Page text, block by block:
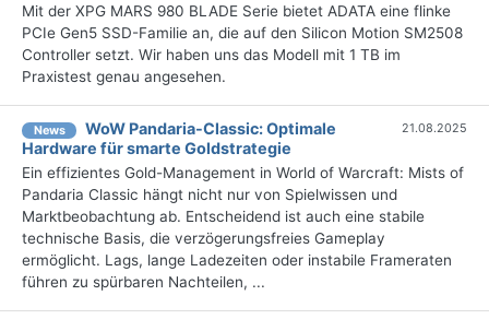
Mit der XPG MARS 980 BLADE Serie bietet ADATA eine flinke
PCIe Gen5 SSD-Familie an, die auf den Silicon Motion SM2508
Controller setzt. Wir haben uns das Modell mit 1 TB im
Praxistest genau angesehen.
News
WoW Pandaria-Classic: Optimale
Hardware für smarte Goldstrategie
21.08.2025
Ein effizientes Gold-Management in World of Warcraft: Mists of
Pandaria Classic hängt nicht nur von Spielwissen und
Marktbeobachtung ab. Entscheidend ist auch eine stabile
technische Basis, die verzögerungsfreies Gameplay
ermöglicht. Lags, lange Ladezeiten oder instabile Frameraten
führen zu spürbaren Nachteilen, ...